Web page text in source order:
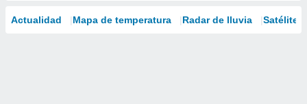
Actualidad Mapa de temperatura Radar de lluvia Satélites